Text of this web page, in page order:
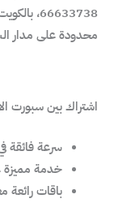
محدودة على مدار
اشتراك بين سبورت
سرعة فائقة
خدمة
باقات رائعة